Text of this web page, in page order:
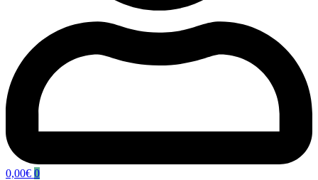
0,00€ 0